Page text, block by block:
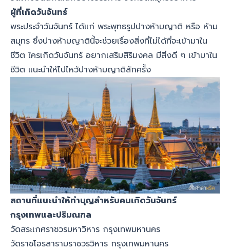
ผู้ที่เกิดวันจันทร์
พระประจำวันจันทร์ ได้แก่ พระพุทธรูปปางห้ามญาติ หรือ ห้าม
สมุทร ซึ่งปางห้ามญาตินี้จะช่วยเรื่องสิ่งที่ไม่ได้ที่จะเข้ามาใน
ชีวิต ใครเกิดวันจันทร์ อยากเสริมสิริมงคล มีสิ่งดี ๆ เข้ามาใน
ชีวิต แนะนำให้ไปไหว้ปางห้ามญาติสักครั้ง
สถานที่แนะนำให้ทำบุญสำหรับคนเกิดวันจันทร์
กรุงเทพและปริมณฑล
วัดสระเกศราชวรมหาวิหาร กรุงเทพมหานคร
วัดราชโอรสารามราชวรวิหาร กรุงเทพมหานคร